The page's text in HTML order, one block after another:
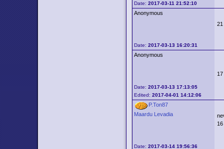
Date:2017-03-11 21:52:10
Anonymous
Date:2017-03-13 16:20:31
21
Anonymous
Date:2017-03-13 17:13:05
Edited:2017-04-01 14:12:06
17
P.Ton87
Maardu Levadia
Date:2017-03-14 19:56:36
16